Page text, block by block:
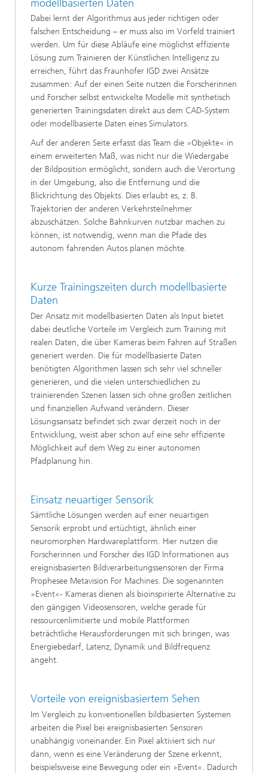
modellbasierten Daten
Dabei lernt der Algorithmus aus jeder richtigen oder
falschen Entscheidung – er muss also im Vorfeld trainiert
werden. Um für diese Abläufe eine möglichst effiziente
Lösung zum Trainieren der Künstlichen Intelligenz zu
erreichen, führt das Fraunhofer IGD zwei Ansätze
zusammen: Auf der einen Seite nutzen die Forscherinnen
und Forscher selbst entwickelte Modelle mit synthetisch
generierten Trainingsdaten direkt aus dem CAD-System
oder modellbasierte Daten eines Simulators.
Auf der anderen Seite erfasst das Team die »Objekte« in
einem erweiterten Maß, was nicht nur die Wiedergabe
der Bildposition ermöglicht, sondern auch die Verortung
in der Umgebung, also die Entfernung und die
Blickrichtung des Objekts. Dies erlaubt es, z. B.
Trajektorien der anderen Verkehrsteilnehmer
abzuschätzen. Solche Bahnkurven nutzbar machen zu
können, ist notwendig, wenn man die Pfade des
autonom fahrenden Autos planen möchte.
Kurze Trainingszeiten durch modellbasierte
Daten
Der Ansatz mit modellbasierten Daten als Input bietet
dabei deutliche Vorteile im Vergleich zum Training mit
realen Daten, die über Kameras beim Fahren auf Straßen
generiert werden. Die für modellbasierte Daten
benötigten Algorithmen lassen sich sehr viel schneller
generieren, und die vielen unterschiedlichen zu
trainierenden Szenen lassen sich ohne großen zeitlichen
und finanziellen Aufwand verändern. Dieser
Lösungsansatz befindet sich zwar derzeit noch in der
Entwicklung, weist aber schon auf eine sehr effiziente
Möglichkeit auf dem Weg zu einer autonomen
Pfadplanung hin.
Einsatz neuartiger Sensorik
Sämtliche Lösungen werden auf einer neuartigen
Sensorik erprobt und ertüchtigt, ähnlich einer
neuromorphen Hardwareplattform. Hier nutzen die
Forscherinnen und Forscher des IGD Informationen aus
ereignisbasierten Bildverarbeitungssensoren der Firma
Prophesee Metavision For Machines. Die sogenannten
»Event«- Kameras dienen als bioinspirierte Alternative zu
den gängigen Videosensoren, welche gerade für
ressourcenlimitierte und mobile Plattformen
beträchtliche Herausforderungen mit sich bringen, was
Energiebedarf, Latenz, Dynamik und Bildfrequenz
angeht.
Vorteile von ereignisbasiertem Sehen
Im Vergleich zu konventionellen bildbasierten Systemen
arbeiten die Pixel bei ereignisbasierten Sensoren
unabhängig voneinander. Ein Pixel aktiviert sich nur
dann, wenn es eine Veränderung der Szene erkennt,
beispielsweise eine Bewegung oder ein »Event«. Dadurch